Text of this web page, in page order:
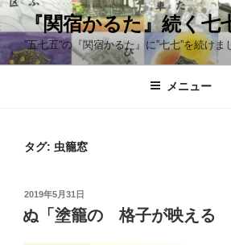
コ
ン
テ
ン
『関宿かるた』続く七
”五七五”の『関宿かるた』に”七七”を続けま
メニュー
タグ: 虫籠窓
投
稿
日:
2019年5月31日
ぬ「塗籠の 格子が映える